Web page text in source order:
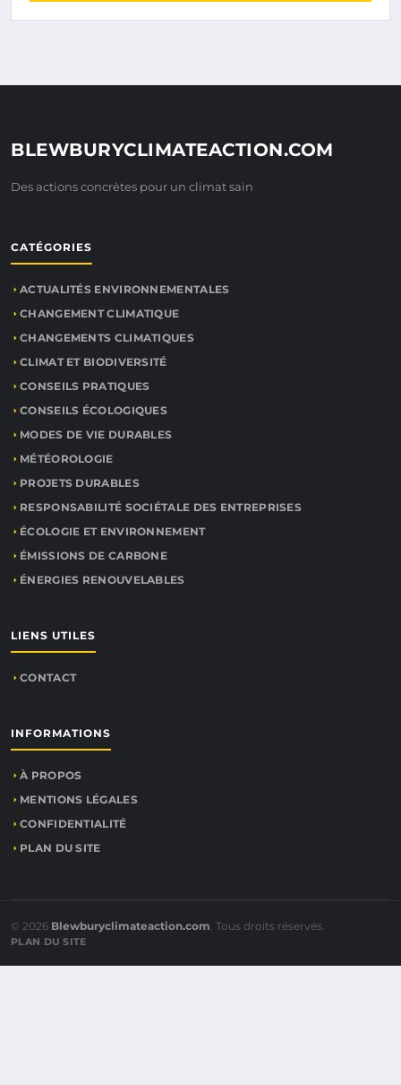
BLEWBURYCLIMATEACTION.COM
Des actions concrètes pour un climat sain
CATÉGORIES
ACTUALITÉS ENVIRONNEMENTALES
CHANGEMENT CLIMATIQUE
CHANGEMENTS CLIMATIQUES
CLIMAT ET BIODIVERSITÉ
CONSEILS PRATIQUES
CONSEILS ÉCOLOGIQUES
MODES DE VIE DURABLES
MÉTÉOROLOGIE
PROJETS DURABLES
RESPONSABILITÉ SOCIÉTALE DES ENTREPRISES
ÉCOLOGIE ET ENVIRONNEMENT
ÉMISSIONS DE CARBONE
ÉNERGIES RENOUVELABLES
LIENS UTILES
CONTACT
INFORMATIONS
À PROPOS
MENTIONS LÉGALES
CONFIDENTIALITÉ
PLAN DU SITE
© 2026 Blewburyclimateaction.com. Tous droits réservés.
PLAN DU SITE